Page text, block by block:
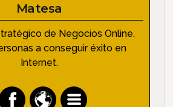
Matesa
de Negocios Online.
a conseguir éxito en
Internet.